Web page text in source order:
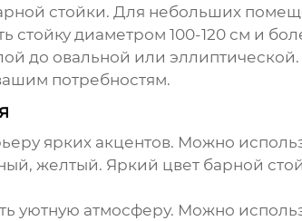
стойки. Для небольших
диаметром 100-120 см и
до овальной или
потребностям.
ярких акцентов. Можно
желтый. Яркий цвет барной
уютную атмосферу. Можно